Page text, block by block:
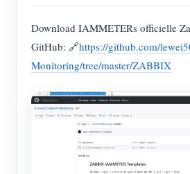
Download IAMMETERs officielle
GitHub: 🔗https://github.com/
Monitoring/tree/master/ZABBIX